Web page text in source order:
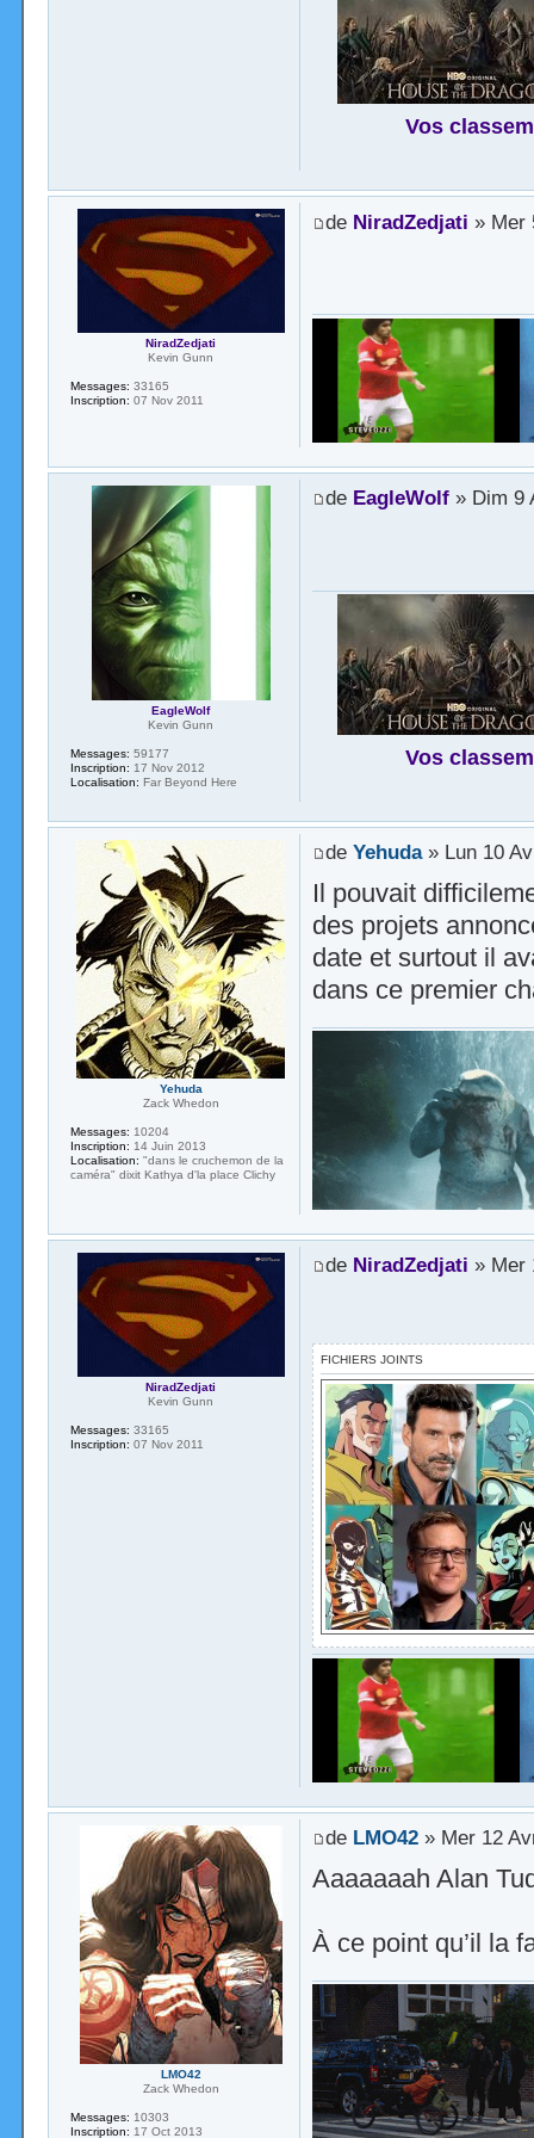
Vos
de NiradZedjati » Mer
NiradZedjati
Kevin Gunn
Messages: 33165
Inscription: 07 Nov 2011
de EagleWolf» Dim 9
Vos
EagleWolf
Kevin Gunn
Messages: 59177
Inscription: 17 Nov 2012
Localisation: Far Beyond Here
de Yehuda» Lun 10
Il pouvait
des projets
date et surtout il
dans ce premier
Yehuda
Zack Whedon
Messages: 10204
Inscription: 14 Juin 2013
Localisation: "dans le cruchemon de la
caméra" dixit Kathya d'la place Clichy
de NiradZedjati » Mer
FICHIERS JOINTS
NiradZedjati
Kevin Gunn
Messages: 33165
Inscription: 07 Nov 2011
de LMO42» Mer 12
Aaaaaaah Alan
À ce point qu’il la
LMO42
Zack Whedon
Messages: 10303
Inscription: 17 Oct 2013